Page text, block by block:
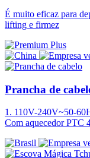
É muito eficaz para
lifting e firmez
Prancha de
1. 110V-240V~50-
Com aquecedor PTC